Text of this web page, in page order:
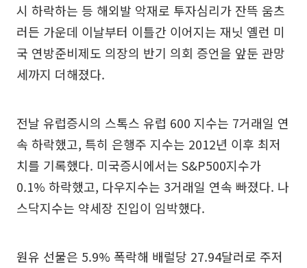
시 하락하는 등 해외발 악재로 투자심리가 잔뜩 움츠
러든 가운데 이날부터 이틀간 이어지는 재닛 옐런 미
국 연방준비제도 의장의 반기 의회 증언을 앞둔 관망
세까지 더해졌다.
전날 유럽증시의 스톡스 유럽 600 지수는 7거래일 연
속 하락했고, 특히 은행주 지수는 2012년 이후 최저
치를 기록했다. 미국증시에서는 S&P500지수가
0.1% 하락했고, 다우지수는 3거래일 연속 빠졌다. 나
스닥지수는 약세장 진입이 임박했다.
원유 선물은 5.9% 폭락해 배럴당 27.94달러로 주저